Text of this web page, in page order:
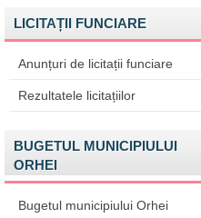
LICITAȚII FUNCIARE
Anunțuri de licitații funciare
Rezultatele licitațiilor
BUGETUL MUNICIPIULUI
ORHEI
Bugetul municipiului Orhei